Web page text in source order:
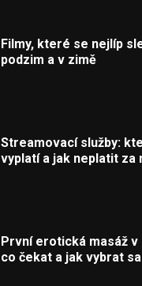
Filmy, které se nejlíp
podzim a v zimě
Streamovací služby:
vyplatí a jak neplatit za
První erotická masáž v
co čekat a jak vybrat